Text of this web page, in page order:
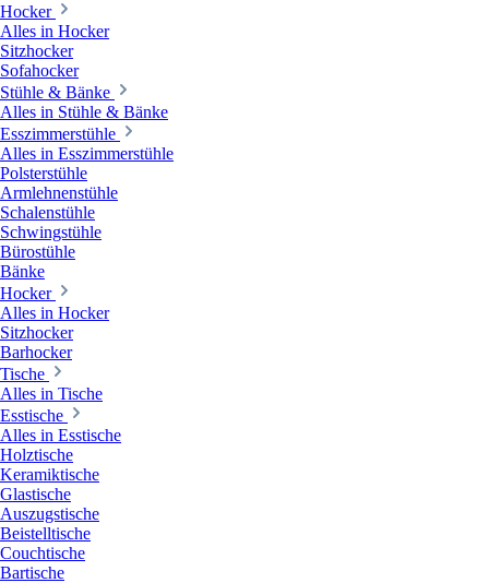
Hocker
Alles in Hocker
Sitzhocker
Sofahocker
Stühle & Bänke
Alles in Stühle & Bänke
Esszimmerstühle
Alles in Esszimmerstühle
Polsterstühle
Armlehnenstühle
Schalenstühle
Schwingstühle
Bürostühle
Bänke
Hocker
Alles in Hocker
Sitzhocker
Barhocker
Tische
Alles in Tische
Esstische
Alles in Esstische
Holztische
Keramiktische
Glastische
Auszugstische
Beistelltische
Couchtische
Bartische